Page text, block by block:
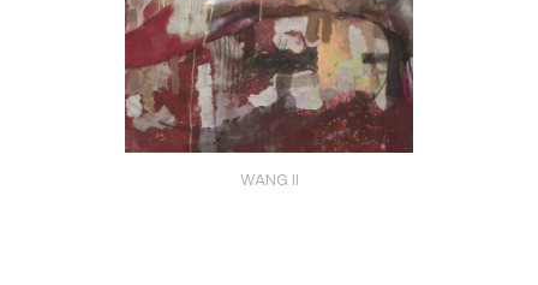
WANG II